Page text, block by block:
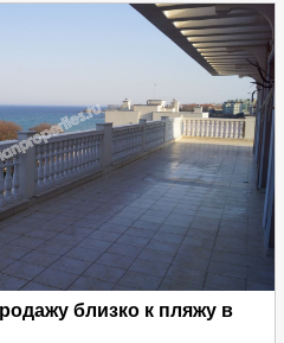
близко к пляжу в